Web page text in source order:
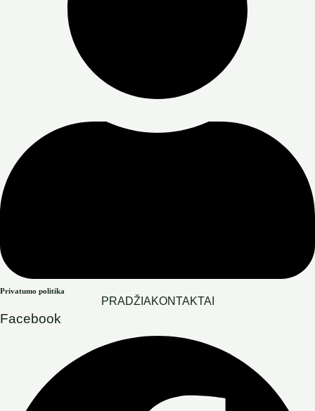
Privatumo politika
PRADŽIAKONTAKTAI
Facebook